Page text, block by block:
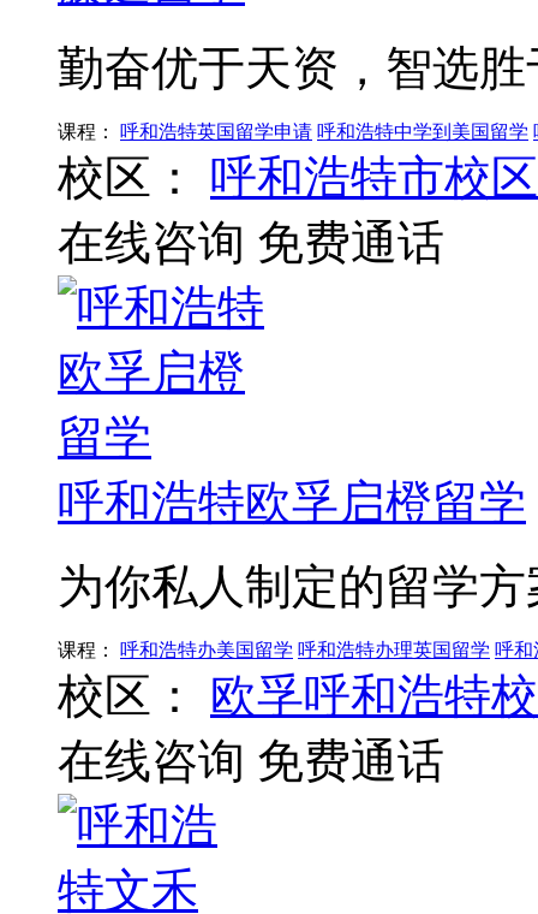
勤奋优于天资，智选
课程： 呼和浩特英国留学申请 呼和浩特中学到美国留学
校区：
呼和浩特市校区
在线咨询 免费通话
呼和浩特欧孚启橙留学
为你私人制定的留学方
课程： 呼和浩特办美国留学 呼和浩特办理英国留学 呼
校区：
欧孚呼和浩特
在线咨询 免费通话